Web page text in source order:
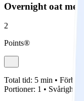
Overnight oat med
2
Points®
Total tid: 5 min •
Portioner: 1 •